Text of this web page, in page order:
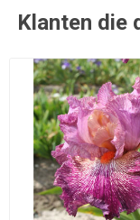
Klanten die